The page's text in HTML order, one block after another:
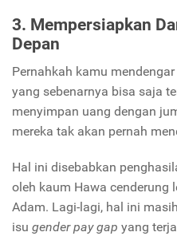
3. Mempersiapkan
Depan
Pernahkah kamu
yang sebenarnya bisa saja
menyimpan uang dengan
mereka tak akan pernah
Hal ini disebabkan
oleh kaum Hawa cenderung
Adam. Lagi-lagi, hal ini
isu gender pay gap yang